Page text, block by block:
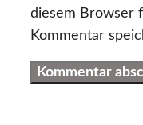
diesem Browser
Kommentar